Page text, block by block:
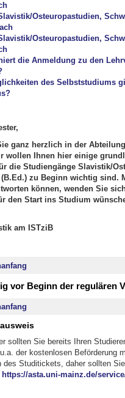
Osteuropastudien,
Osteuropastudien,
die Anmeldung zu den
des Selbststudiums
ganz herzlich in der
wollen Ihnen hier einige
die Studiengänge Slavistik/
zu Beginn wichtig sind.
können, wenden Sie
den Start ins Studium
am ISTziB
vor Beginn der regulären
sollten Sie bereits Ihren
der kostenlosen Beförderung
des Studitickets, daher sollten
https://asta.uni-mainz.de/